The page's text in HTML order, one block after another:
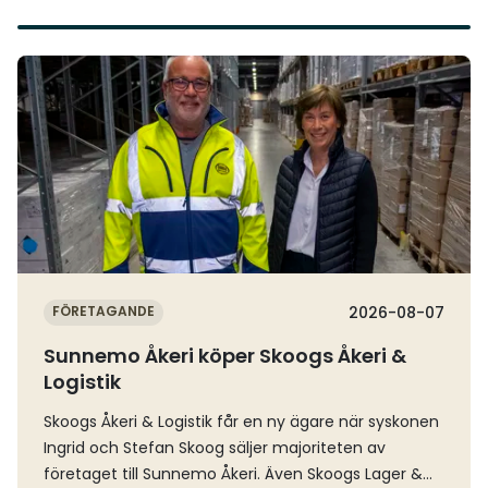
FÖRETAGANDE 2026-08-07
Sunnemo Åkeri köper Skoogs Åkeri &
Logistik
Skoogs Åkeri & Logistik får en ny ägare när syskonen
Ingrid och Stefan Skoog säljer majoriteten av
företaget till Sunnemo Åkeri. Även Skoogs Lager &
Läs mer